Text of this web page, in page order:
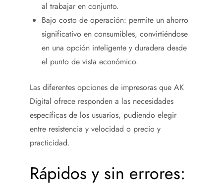
al trabajar en conjunto.
Bajo costo de operación: permite un ahorro
significativo en consumibles, convirtiéndose
en una opción inteligente y duradera desde
el punto de vista económico.
Las diferentes opciones de impresoras que AK
Digital ofrece responden a las necesidades
específicas de los usuarios, pudiendo elegir
entre resistencia y velocidad o precio y
practicidad.
Rápidos y sin errores: